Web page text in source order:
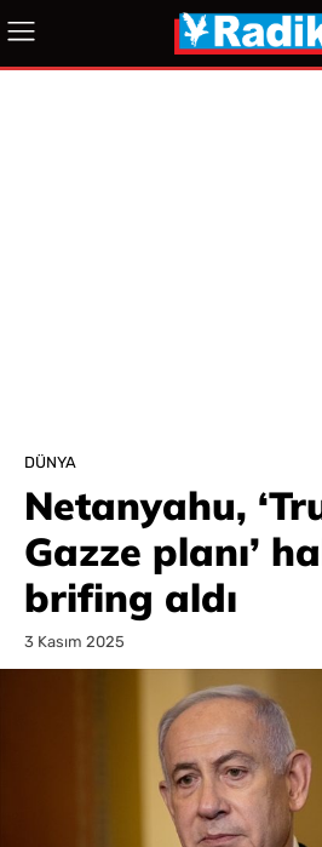
DÜNYA
Netanyahu,
Gazze planı’
brifing aldı
3 Kasım 2025